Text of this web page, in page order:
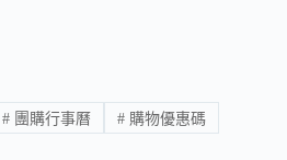
# 團購行事曆 # 購物優惠碼